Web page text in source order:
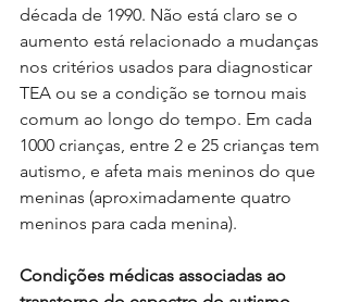
década de 1990. Não está claro se o
aumento está relacionado a mudanças
nos critérios usados para diagnosticar
TEA ou se a condição se tornou mais
comum ao longo do tempo. Em cada
1000 crianças, entre 2 e 25 crianças tem
autismo, e afeta mais meninos do que
meninas (aproximadamente quatro
meninos para cada menina).
Condições médicas associadas ao